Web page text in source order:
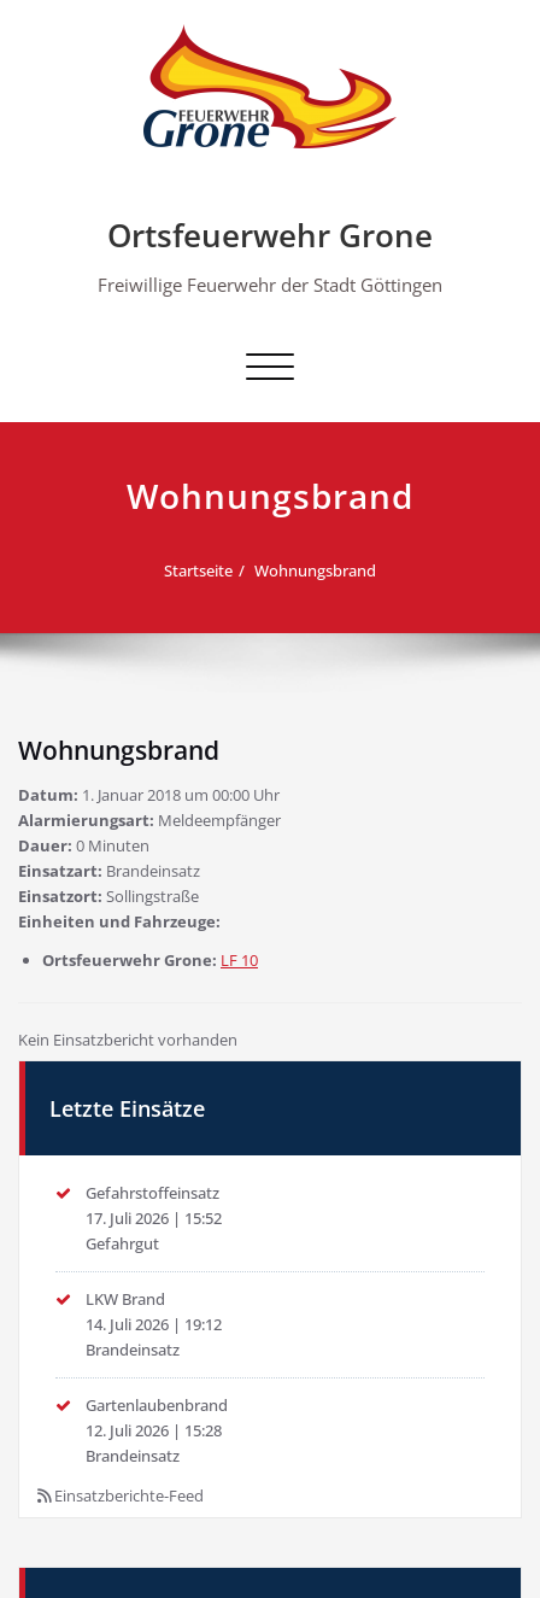
Ortsfeuerwehr Grone
Freiwillige Feuerwehr der Stadt Göttingen
Schalte Navigation
Wohnungsbrand
Startseite Wohnungsbrand
Wohnungsbrand
Datum: 1. Januar 2018 um 00:00 Uhr
Alarmierungsart: Meldeempfänger
Dauer: 0 Minuten
Einsatzart: Brandeinsatz
Einsatzort: Sollingstraße
Einheiten und Fahrzeuge:
Ortsfeuerwehr Grone: LF 10
Kein Einsatzbericht vorhanden
Letzte Einsätze
Gefahrstoffeinsatz
17. Juli 2026 | 15:52
Gefahrgut
LKW Brand
14. Juli 2026 | 19:12
Brandeinsatz
Gartenlaubenbrand
12. Juli 2026 | 15:28
Brandeinsatz
Einsatzberichte-Feed